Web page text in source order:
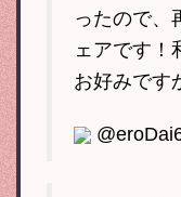
ったので、
ェアです！
お好みです